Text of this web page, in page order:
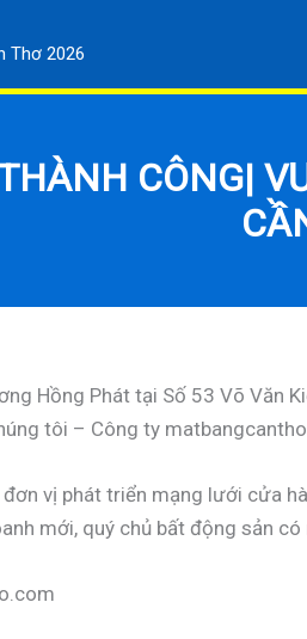
Thơ 2026
CÔNG|
Hồng Phát tại Số 53 Võ Văn
tôi – Công ty
vị phát triển mạng lưới cửa
mới, quý chủ bất động sản